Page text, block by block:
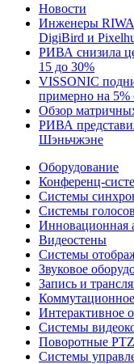
Новости
Инженеры RIWA
DigiBird и
РИВА снизила
15 до 30%
VISSONIC
примерно на 5%
Обзор
РИВА
Шэньчжэне
Оборудование
Конференц-
Системы
Системы
Инновационная
Видеостены
Системы
Звуковое
Запись и
Интерактивное
Системы
Поворотные
Системы